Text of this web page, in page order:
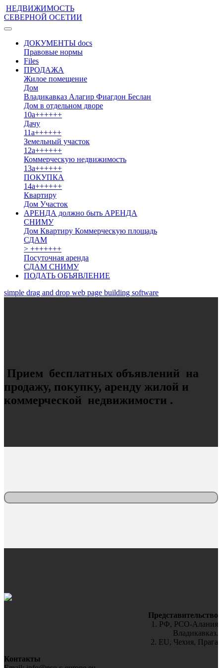
НЕДВИЖИМОСТЬ
СЕВЕРНОЙ ОСЕТИИ
ДОКУМЕНТЫ docs
Правовые нормы
Files
ПРОДАЖА
Жилое помещение
Дом
Владикавказ Алагир Фиагдон Беслан
Дом в отдельном дворе
10а++++++
Дачу
11а++++++
Земельный участок
12а++++++
Коммерческую недвижимость
13а++++++
ПОКУПКА
14а++++++
Квартиру
Дом Участок
АРЕНДА должно быть АРЕНДА
СНИМУ
Дом Квартиру Коммерческую площадь
СДАМ
> +++++++
Посуточная аренда
СДАМ СНИМУ
ПОДАТЬ ОБЪЯВЛЕНИЕ
simple drag and drop web page building software
Прием бесплатных объявлений на
продажу, покупку, аренду жилой и
коммерческой недвижимости .
Представительство
1. РФ, РСО-Алания
Владикавказ.
2. EU, Чехия, Прага
Контакты